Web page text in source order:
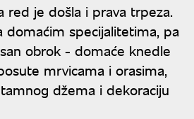
red je došla i prava trpeza.
domaćim specijalitetima, pa
obrok - domaće knedle
mrvicama i orasima,
džema i dekoraciju